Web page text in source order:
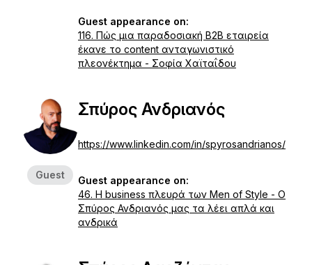
Guest appearance on:
116. Πώς μια παραδοσιακή Β2Β εταιρεία
έκανε το content ανταγωνιστικό
πλεονέκτημα - Σοφία Χαϊταΐδου
Guest
Σπύρος Ανδριανός
https://www.linkedin.com/in/spyrosandrianos/
Guest appearance on:
46. Η business πλευρά των Men of Style - Ο
Σπύρος Ανδριανός μας τα λέει απλά και
ανδρικά